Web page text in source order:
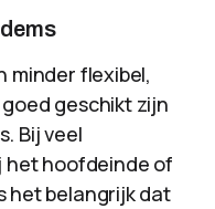
minder flexibel,
geschikt zijn
Bij veel
het hoofdeinde of
het belangrijk dat